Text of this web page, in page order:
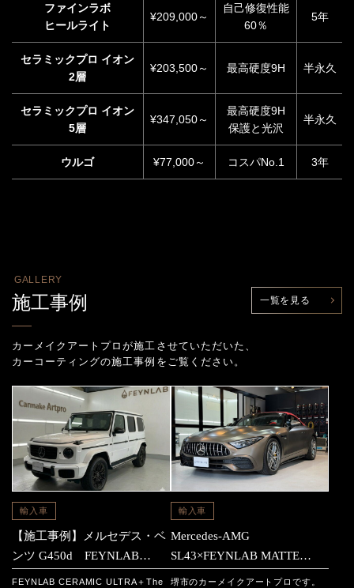
ファインラボ
ヒールライト
¥209,000～
自己修復性能
60％
5年
セラミックプロ イオン
2層
¥203,500～ 最高硬度9H 半永久
セラミックプロ イオン
5層
¥347,050～
最高硬度9H
保護と光沢
半永久
ウルゴ ¥77,000～ コスパNo.1 3年
GALLERY
施工事例 一覧を見る
カーメイクアートプロが施工させていただいた、
カーコーティングの施工事例をご覧ください。
輸入車
【施工事例】メルセデス・ベ
ンツ G450d FEYNLAB
FEYNLAB CERAMIC ULTRA＋The
輸入車
Mercedes-AMG
SL43×FEYNLAB MATTE
CERAMIC施工
堺市のカーメイクアートプロです。